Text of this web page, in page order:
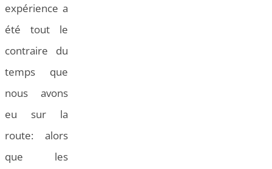
expérience a
été tout le
contraire du
temps que
nous avons
eu sur la
route: alors
que les